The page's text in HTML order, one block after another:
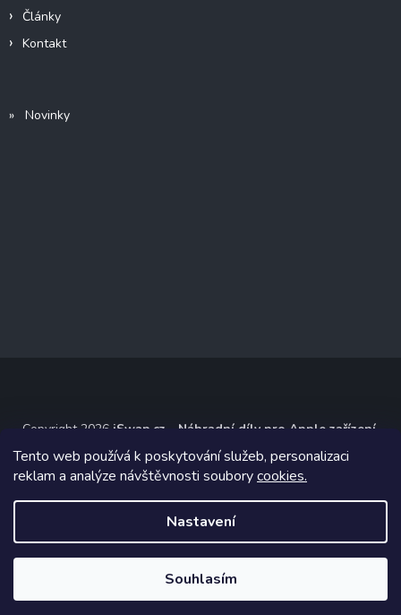
Tento web používá k poskytování služeb, personalizaci
reklam a analýze návštěvnosti souborycookies.
Nastavení
Souhlasím
Články
Kontakt
» Novinky
Copyright 2026 iSwap.cz - Náhradní díly pro Apple zařízení
Všechna práva vyhrazena.
Grafický návrh vytvořil a na Shoptet implementoval
Shoptetak.cz.
Vytvořil Shoptet